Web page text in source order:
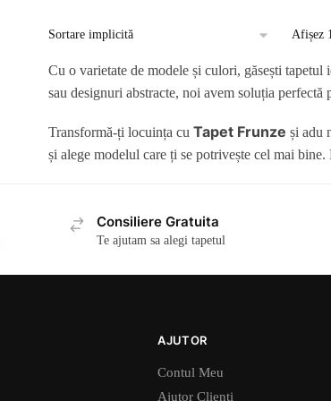
Afișez
Cu o varietate de modele și culori, găsești
sau designuri abstracte, noi avem soluția perfectă
Transformă-ți locuința cu Tapet Frunze și adu
și alege modelul care ți se potrivește cel mai
Consiliere Gratuita
Te ajutam sa alegi tapetul
AJUTOR
Contul Meu
Ajutor Clienti